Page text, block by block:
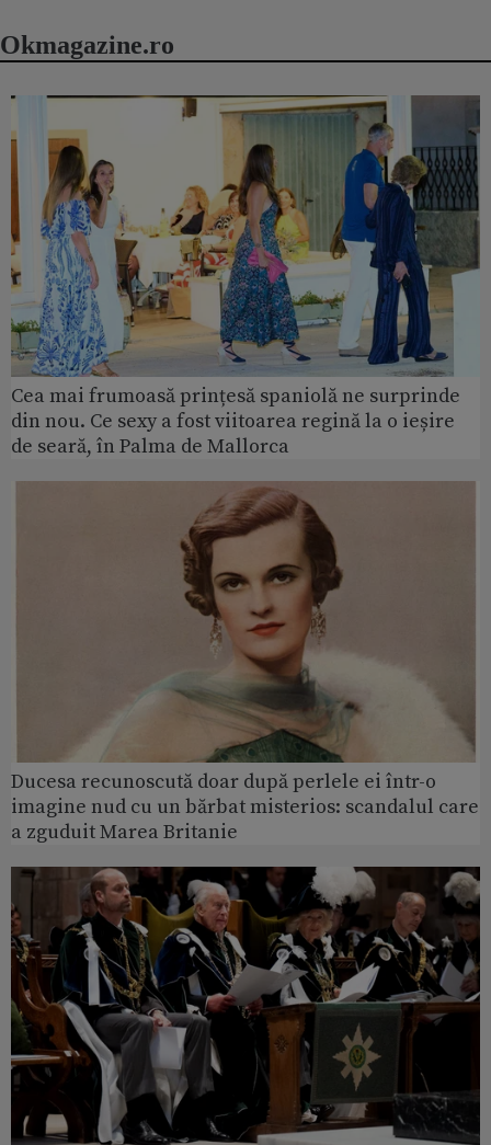
Okmagazine.ro
Cea mai frumoasă prințesă spaniolă ne surprinde
din nou. Ce sexy a fost viitoarea regină la o ieșire
de seară, în Palma de Mallorca
Ducesa recunoscută doar după perlele ei într-o
imagine nud cu un bărbat misterios: scandalul care
a zguduit Marea Britanie